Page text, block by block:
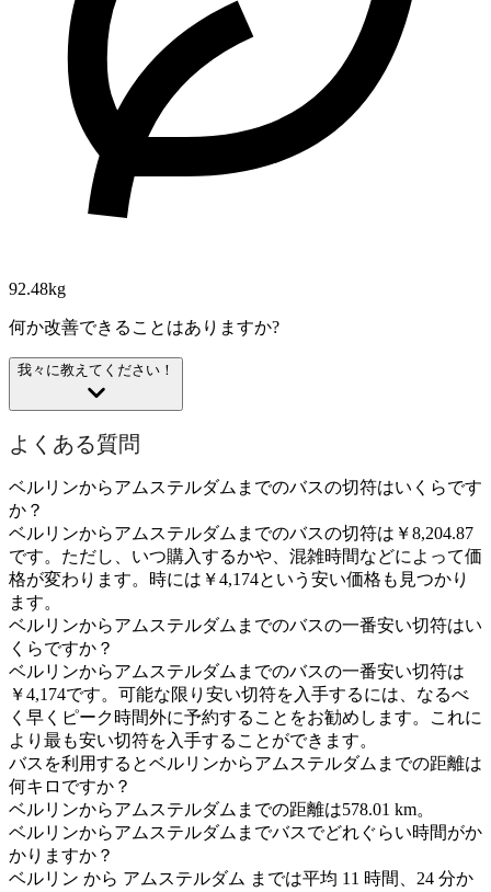
92.48kg
何か改善できることはありますか?
我々に教えてください！
よくある質問
ベルリンからアムステルダムまでのバスの切符はいくらです
か？
ベルリンからアムステルダムまでのバスの切符は￥8,204.87
です。ただし、いつ購入するかや、混雑時間などによって価
格が変わります。時には￥4,174という安い価格も見つかり
ます。
ベルリンからアムステルダムまでのバスの一番安い切符はい
くらですか？
ベルリンからアムステルダムまでのバスの一番安い切符は
￥4,174です。可能な限り安い切符を入手するには、なるべ
く早くピーク時間外に予約することをお勧めします。これに
より最も安い切符を入手することができます。
バスを利用するとベルリンからアムステルダムまでの距離は
何キロですか？
ベルリンからアムステルダムまでの距離は578.01 km。
ベルリンからアムステルダムまでバスでどれぐらい時間がか
かりますか？
ベルリン から アムステルダム までは平均 11 時間、24 分か